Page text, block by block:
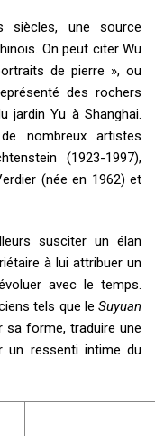
siècles, une source
On peut citer Wu
de pierre », ou
des rochers
jardin Yu à Shanghai.
nombreux artistes
(1923-1997),
(née en 1962) et
susciter un élan
à lui attribuer un
avec le temps.
tels que le Suyuan
sa forme, traduire une
un ressenti intime du